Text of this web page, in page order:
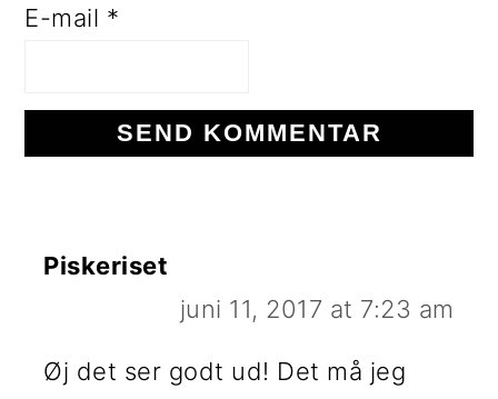
E-mail *
Piskeriset
juni 11, 2017 at 7:23 am
Øj det ser godt ud! Det må jeg